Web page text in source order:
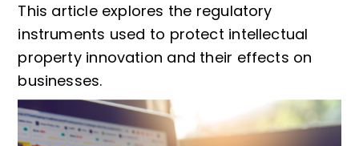
This article explores the regulatory
instruments used to protect intellectual
property innovation and their effects on
businesses.